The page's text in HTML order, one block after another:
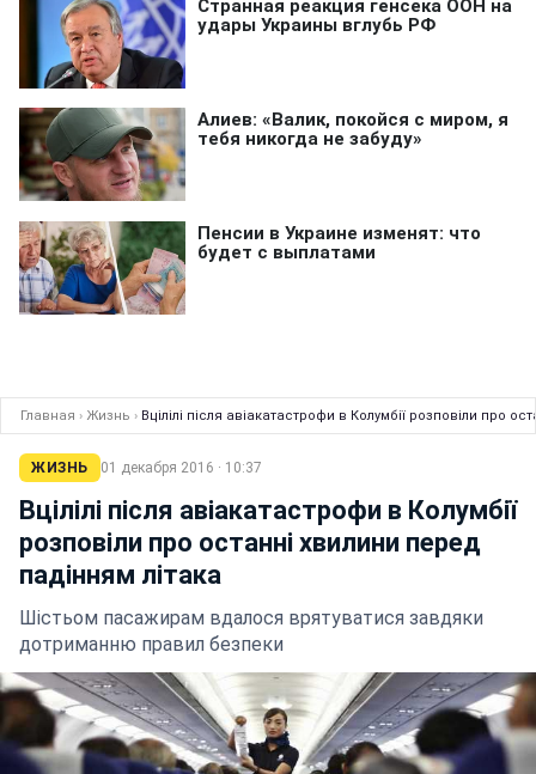
Главная › Жизнь › Вцілілі після авіакатастрофи в Колумбії розповіли про
ЖИЗНЬ 01 декабря 2016 · 10:37
Вцілілі після авіакатастрофи в Колумбії
розповіли про останні хвилини перед
падінням літака
Шістьом пасажирам вдалося врятуватися завдяки
дотриманню правил безпеки